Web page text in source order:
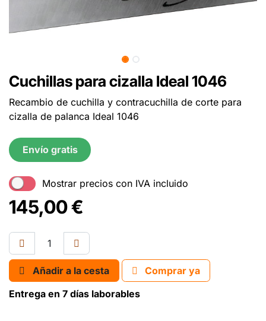
Cuchillas para cizalla Ideal 1046
Recambio de cuchilla y contracuchilla de corte para
cizalla de palanca Ideal 1046
Envío gratis
Mostrar precios con IVA incluido
145,00€
Añadir a la cesta
Comprar ya
Entrega en 7 días laborables